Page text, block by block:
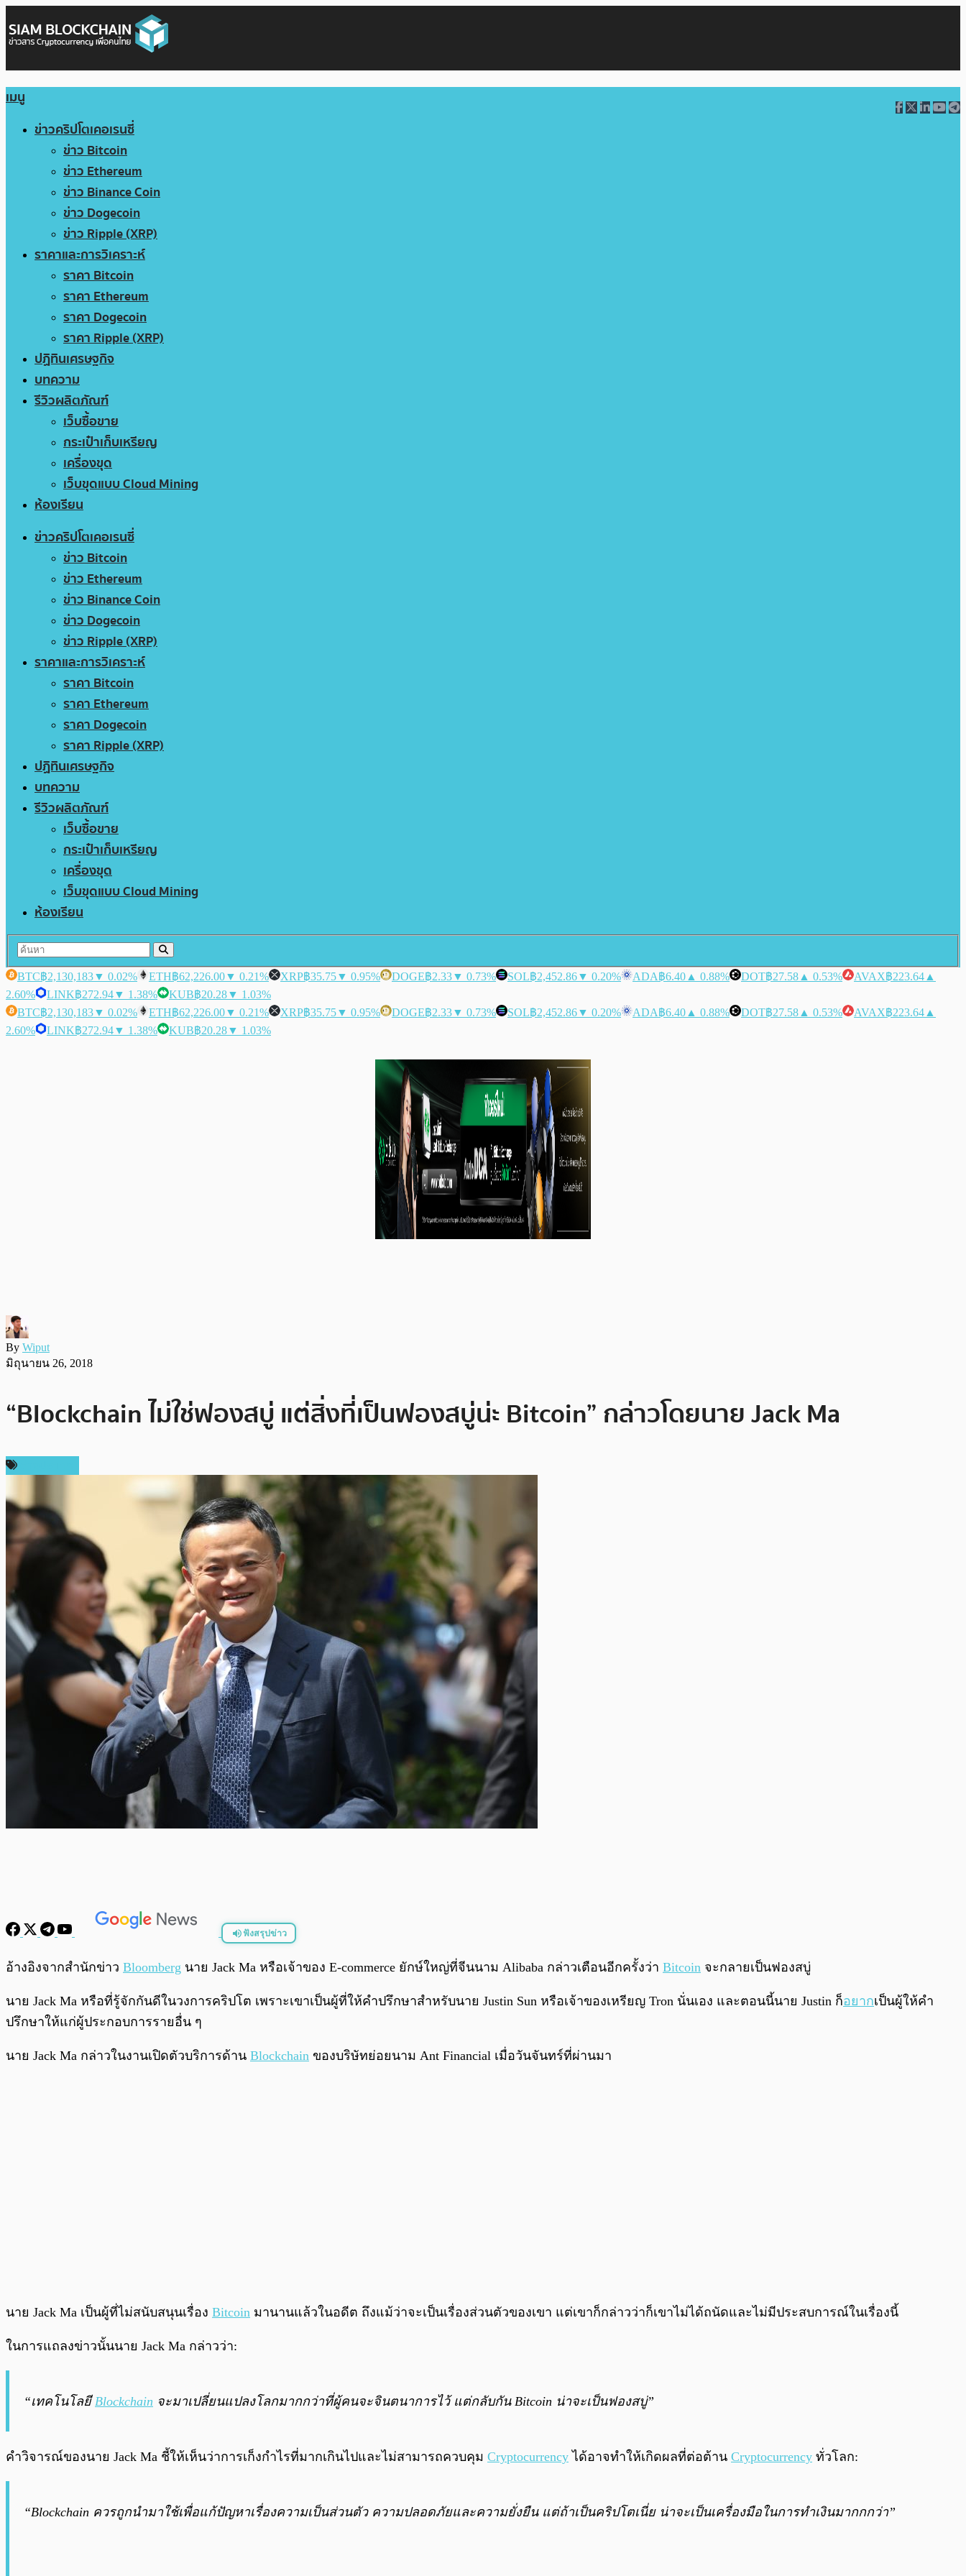
เมนู
ข่าวคริปโตเคอเรนซี่
ข่าว Bitcoin
ข่าว Ethereum
ข่าว Binance Coin
ข่าว Dogecoin
ข่าว Ripple (XRP)
ราคาและการวิเคราะห์
ราคา Bitcoin
ราคา Ethereum
ราคา Dogecoin
ราคา Ripple (XRP)
ปฏิทินเศรษฐกิจ
บทความ
รีวิวผลิตภัณฑ์
เว็บซื้อขาย
กระเป๋าเก็บเหรียญ
เครื่องขุด
เว็บขุดแบบ Cloud Mining
ห้องเรียน
ข่าวคริปโตเคอเรนซี่
ข่าว Bitcoin
ข่าว Ethereum
ข่าว Binance Coin
ข่าว Dogecoin
ข่าว Ripple (XRP)
ราคาและการวิเคราะห์
ราคา Bitcoin
ราคา Ethereum
ราคา Dogecoin
ราคา Ripple (XRP)
ปฏิทินเศรษฐกิจ
บทความ
รีวิวผลิตภัณฑ์
เว็บซื้อขาย
กระเป๋าเก็บเหรียญ
เครื่องขุด
เว็บขุดแบบ Cloud Mining
ห้องเรียน
BTC฿2,130,183▼ 0.02% ETH฿62,226.00▼ 0.21% XRP฿35.75▼ 0.95% DOGE฿2.33▼ 0.73% SOL฿2,452.86▼ 0.20% ADA฿6.40 ▲ 0.88% DOT฿27.58 ▲ 0.53% AVAX฿223.64 ▲
2.60%
LINK฿272.94▼ 1.38% KUB฿20.28▼ 1.03%
BTC฿2,130,183▼ 0.02% ETH฿62,226.00▼ 0.21% XRP฿35.75▼ 0.95% DOGE฿2.33▼ 0.73% SOL฿2,452.86▼ 0.20% ADA฿6.40 ▲ 0.88% DOT฿27.58 ▲ 0.53% AVAX฿223.64 ▲
2.60%
LINK฿272.94▼ 1.38% KUB฿20.28▼ 1.03%
By Wiput
มิถุนายน 26, 2018
“Blockchain ไม่ใช่ฟองสบู่ แต่สิ่งที่เป็นฟองสบู่น่ะ Bitcoin” กล่าวโดยนาย Jack Ma
ฟังสรุปข่าว
พร้อมเล่น
อ้างอิงจากสำนักข่าว Bloomberg นาย Jack Ma หรือเจ้าของ E-commerce ยักษ์ใหญ่ที่จีนนาม Alibaba กล่าวเตือนอีกครั้งว่า Bitcoin จะกลายเป็นฟองสบู่
นาย Jack Ma หรือที่รู้จักกันดีในวงการคริปโต เพราะเขาเป็นผู้ที่ให้คำปรึกษาสำหรับนาย Justin Sun หรือเจ้าของเหรียญ Tron นั่นเอง และตอนนี้นาย Justin ก็อยากเป็นผู้ให้คำ
ปรึกษาให้แก่ผู้ประกอบการรายอื่น ๆ
นาย Jack Ma กล่าวในงานเปิดตัวบริการด้าน Blockchain ของบริษัทย่อยนาม Ant Financial เมื่อวันจันทร์ที่ผ่านมา
นาย Jack Ma เป็นผู้ที่ไม่สนับสนุนเรื่อง Bitcoin มานานแล้วในอดีต ถึงแม้ว่าจะเป็นเรื่องส่วนตัวของเขา แต่เขาก็กล่าวว่าก็เขาไม่ได้ถนัดและไม่มีประสบการณ์ในเรื่องนี้
ในการแถลงข่าวนั้นนาย Jack Ma กล่าวว่า:
“เทคโนโลยีBlockchain จะมาเปลี่ยนแปลงโลกมากกว่าที่ผู้คนจะจินตนาการไว้ แต่กลับกัน Bitcoin น่าจะเป็นฟองสบู่”
คำวิจารณ์ของนาย Jack Ma ชี้ให้เห็นว่าการเก็งกำไรที่มากเกินไปและไม่สามารถควบคุม Cryptocurrency ได้อาจทำให้เกิดผลที่ต่อต้าน Cryptocurrency ทั่วโลก:
“Blockchain ควรถูกนำมาใช้เพื่อแก้ปัญหาเรื่องความเป็นส่วนตัว ความปลอดภัยและความยั่งยืน แต่ถ้าเป็นคริปโตเนี่ย น่าจะเป็นเครื่องมือในการทำเงินมากกกว่า”